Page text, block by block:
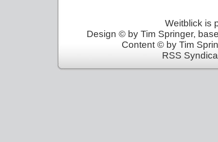
Weitblick is
Design © by Tim Springer,
Content © by Tim
RSS